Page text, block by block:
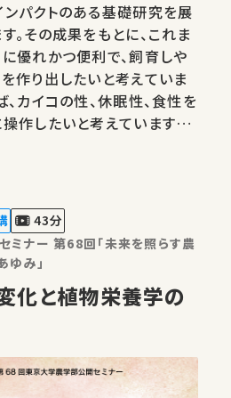
パクトのある基礎研究を展
。その成果をもとに、これま
優れかつ便利で、飼育しや
作り出したいと考えていま
、カイコの性、休眠性、食性を
作したいと考えています。そ
ません。 お気に入りの講
あればSNSなどでシェア…
43分
ミナー 第68回「未来を照らす農
ゆみ」
化と植物栄養学の